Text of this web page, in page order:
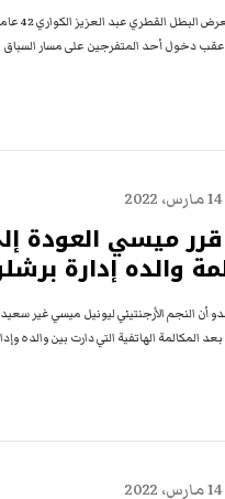
وطن –
عقب دخول أحد المتفرجين على مسار
14 مارس، 2022
ميسي العودة
والده إدارة
أن النجم الأرجنتيني ليونيل ميسي غير
المكالمة الهاتفية التي دارت بين والده
14 مارس، 2022